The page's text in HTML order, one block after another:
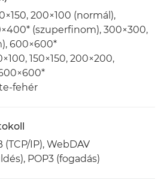
200×100 (normál),
(szuperfinom), 300×300,
600×600*
150×150, 200×200,
fehér
(TCP/IP), WebDAV
POP3 (fogadás)